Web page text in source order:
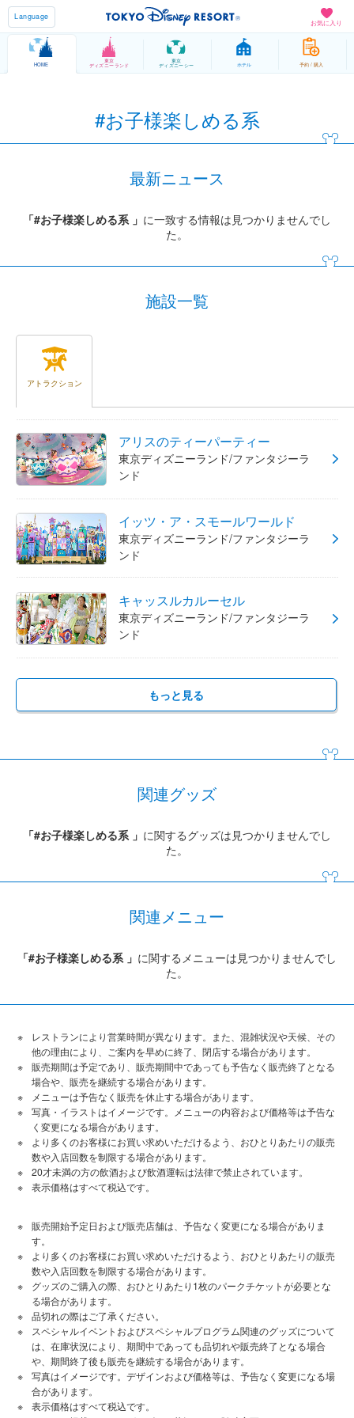
お気に入り
Language
HOME
東京
ディズニーランド
東京
ディズニーシー ホテル 予約 / 購入
#お子様楽しめる系
最新ニュース
「#お子様楽しめる系 」 に一致する情報は見つかりませんでし
た。
施設一覧
アトラクション
アリスのティーパーティー
東京ディズニーランド/ファンタジーラ
ンド
イッツ・ア・スモールワールド
東京ディズニーランド/ファンタジーラ
ンド
キャッスルカルーセル
東京ディズニーランド/ファンタジーラ
ンド
もっと見る
関連グッズ
「#お子様楽しめる系 」 に関するグッズは見つかりませんでし
た。
関連メニュー
「#お子様楽しめる系 」 に関するメニューは見つかりませんでし
た。
レストランにより営業時間が異なります。また、混雑状況や天候、その
他の理由により、ご案内を早めに終了、閉店する場合があります。
販売期間は予定であり、販売期間中であっても予告なく販売終了となる
場合や、販売を継続する場合があります。
メニューは予告なく販売を休止する場合があります。
写真・イラストはイメージです。メニューの内容および価格等は予告な
く変更になる場合があります。
より多くのお客様にお買い求めいただけるよう、おひとりあたりの販売
数や入店回数を制限する場合があります。
20才未満の方の飲酒および飲酒運転は法律で禁止されています。
表⽰価格はすべて税込です。
販売開始予定日および販売店舗は、予告なく変更になる場合がありま
す。
より多くのお客様にお買い求めいただけるよう、おひとりあたりの販売
数や入店回数を制限する場合があります。
グッズのご購入の際、おひとりあたり1枚のパークチケットが必要とな
る場合があります。
品切れの際はご了承ください。
スペシャルイベントおよびスペシャルプログラム関連のグッズについて
は、在庫状況により、期間中であっても品切れや販売終了となる場合
や、期間終了後も販売を継続する場合があります。
写真はイメージです。デザインおよび価格等は、予告なく変更になる場
合があります。
表示価格はすべて税込です。